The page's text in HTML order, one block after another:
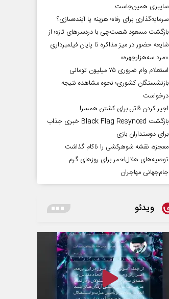
سایبری همین‌جاست
سرمایه‌گذاری برای رفاه؛ هزینه یا آینده‌سازی؟
بازگشت مسعود شصت‌چی با دردسر‌های تازه؛ از
شایعه حضور در میز مذاکره تا پایان فیلمبرداری
«مرد سه‌هزارچهره»
استعلام وام ضروری ۷۵ میلیون تومانی
بازنشستگان کشوری؛ نحوه مشاهده نتیجه
درخواست
اجیر کردن قاتل برای کشتن همسر!
بازگشت Black Flag Resynced خبری جذاب
برای دوستداران بازی
معجزه، نقشه شوهرکشی را ناکام گذاشت
توصیه‌های هلال‌احمر برای روز‌های گرم
جام‌جهانی مهاجران
ویدئو